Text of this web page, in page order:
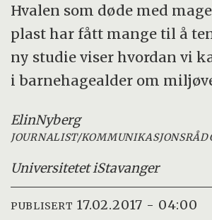
Hvalen som døde med
plast har fått mange til å
ny studie viser hvordan vi
i barnehagealder om
ElinNyberg
JOURNALIST/
Universitetet iStavanger
PUBLISERT 17.02.2017 - 04:00